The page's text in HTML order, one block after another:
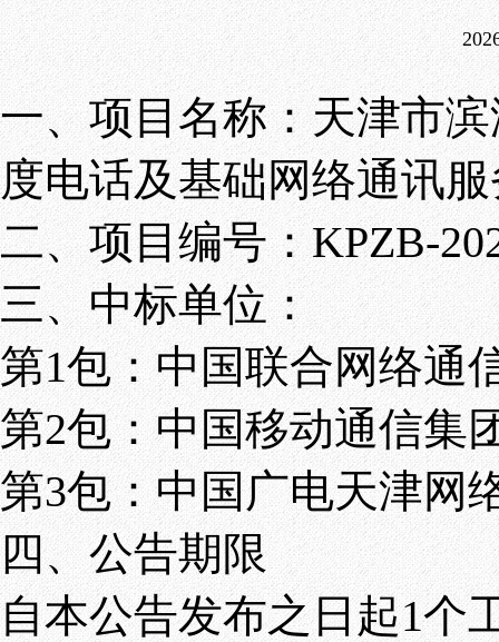
部门预决算 职工之家
青年园地
特色技术
就诊服务
健康科普
一、项目名称：天津市
度电话及基础网络通讯
二、项目编号：KPZB-
三、中标单位：
第1包：中国联合网络通
第2包：中国移动通信集
第3包：中国广电天津网
四、公告期限
自本公告发布之日起1个